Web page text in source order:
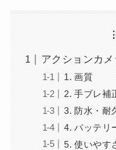
アクションカ
1. 画質
2. 手ブレ補
3. 防水・耐
4. バッテリ
5. 使いやす